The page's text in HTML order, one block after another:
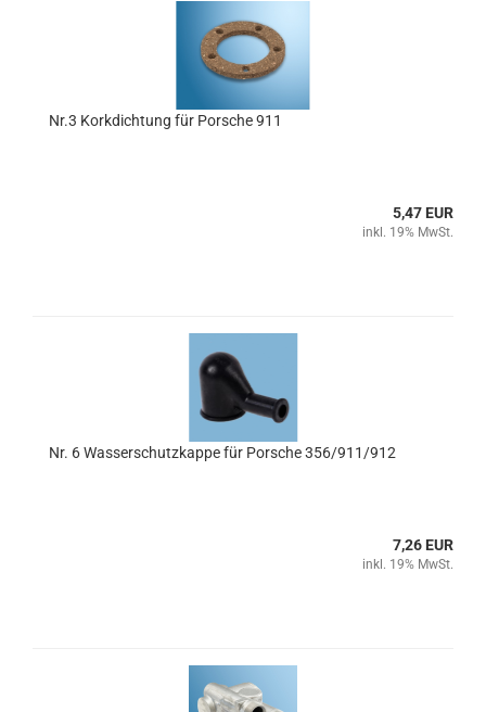
Nr.3 Korkdichtung für Porsche 911
5,47 EUR
inkl. 19% MwSt.
Nr. 6 Wasserschutzkappe für Porsche 356/911/912
7,26 EUR
inkl. 19% MwSt.